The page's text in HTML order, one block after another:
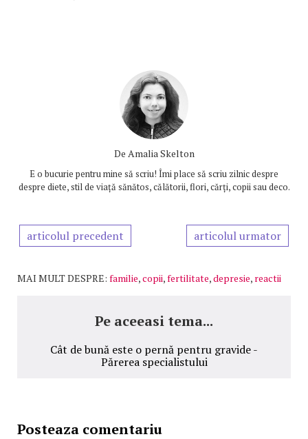
De Amalia Skelton
E o bucurie pentru mine să scriu! Îmi place să scriu zilnic despre
despre diete, stil de viață sănătos, călătorii, flori, cărți, copii sau deco.
articolul precedent articolul urmator
MAI MULT DESPRE: familie,copii,fertilitate,depresie, reactii
Pe aceeasi tema...
Cât de bună este o pernă pentru gravide -
Părerea specialistului
Posteaza comentariu